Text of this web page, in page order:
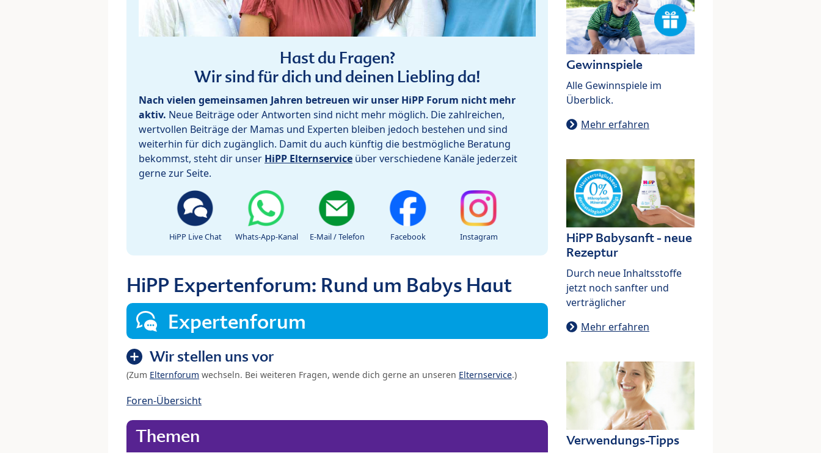
Hast du Fragen?
Wir sind für dich und deinen Liebling da!
Nach vielen gemeinsamen Jahren betreuen wir unser HiPP Forum nicht mehr
aktiv. Neue Beiträge oder Antworten sind nicht mehr möglich. Die zahlreichen,
wertvollen Beiträge der Mamas und Experten bleiben jedoch bestehen und sind
weiterhin für dich zugänglich. Damit du auch künftig die bestmögliche Beratung
bekommst, steht dir unser HiPP Elternservice über verschiedene Kanäle jederzeit
gerne zur Seite.
HiPP Live Chat Whats-App-Kanal E-Mail / Telefon Facebook Instagram
HiPP Expertenforum: Rund um Babys Haut
Expertenforum
Wir stellen uns vor
(Zum Elternforum wechseln. Bei weiteren Fragen, wende dich gerne an unseren Elternservice.)
Foren-Übersicht
Themen
Gewinnspiele
Alle Gewinnspiele im
Überblick.
Mehr erfahren
HiPP Babysanft - neue
Rezeptur
Durch neue Inhaltsstoffe
jetzt noch sanfter und
verträglicher
Mehr erfahren
Verwendungs-Tipps